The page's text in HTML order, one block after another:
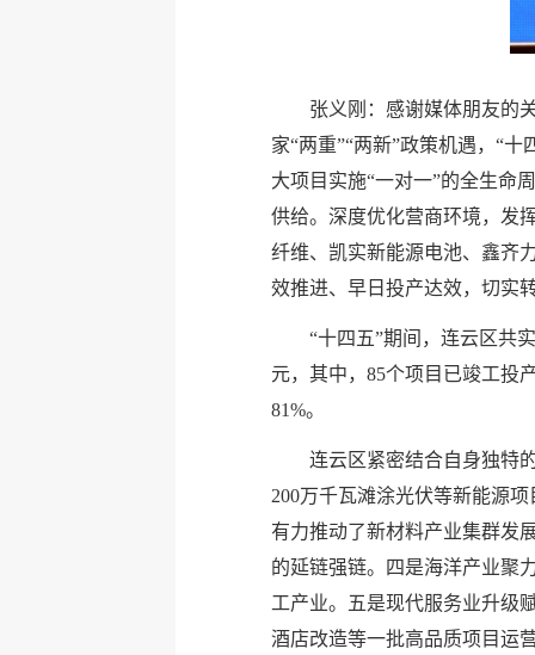
张义刚：感谢媒体朋友的
家“两重”“两新”政策机遇，“
大项目实施“一对一”的全生命
供给。深度优化营商环境，发
纤维、凯实新能源电池、鑫齐
效推进、早日投产达效，切实
“十四五”期间，连云区共
元，其中，85个项目已竣工投
81%。
连云区紧密结合自身独特
200万千瓦滩涂光伏等新能源
有力推动了新材料产业集群发
的延链强链。四是海洋产业聚
工产业。五是现代服务业升级
酒店改造等一批高品质项目运